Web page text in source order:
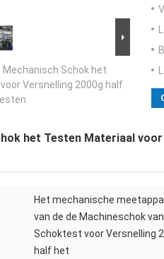
Mechanisch Schok het
Versnelling 2000g half
het Testen Materiaal
Het mechanische
van de de Machineschok
Schoktest voor Versnelling
half het